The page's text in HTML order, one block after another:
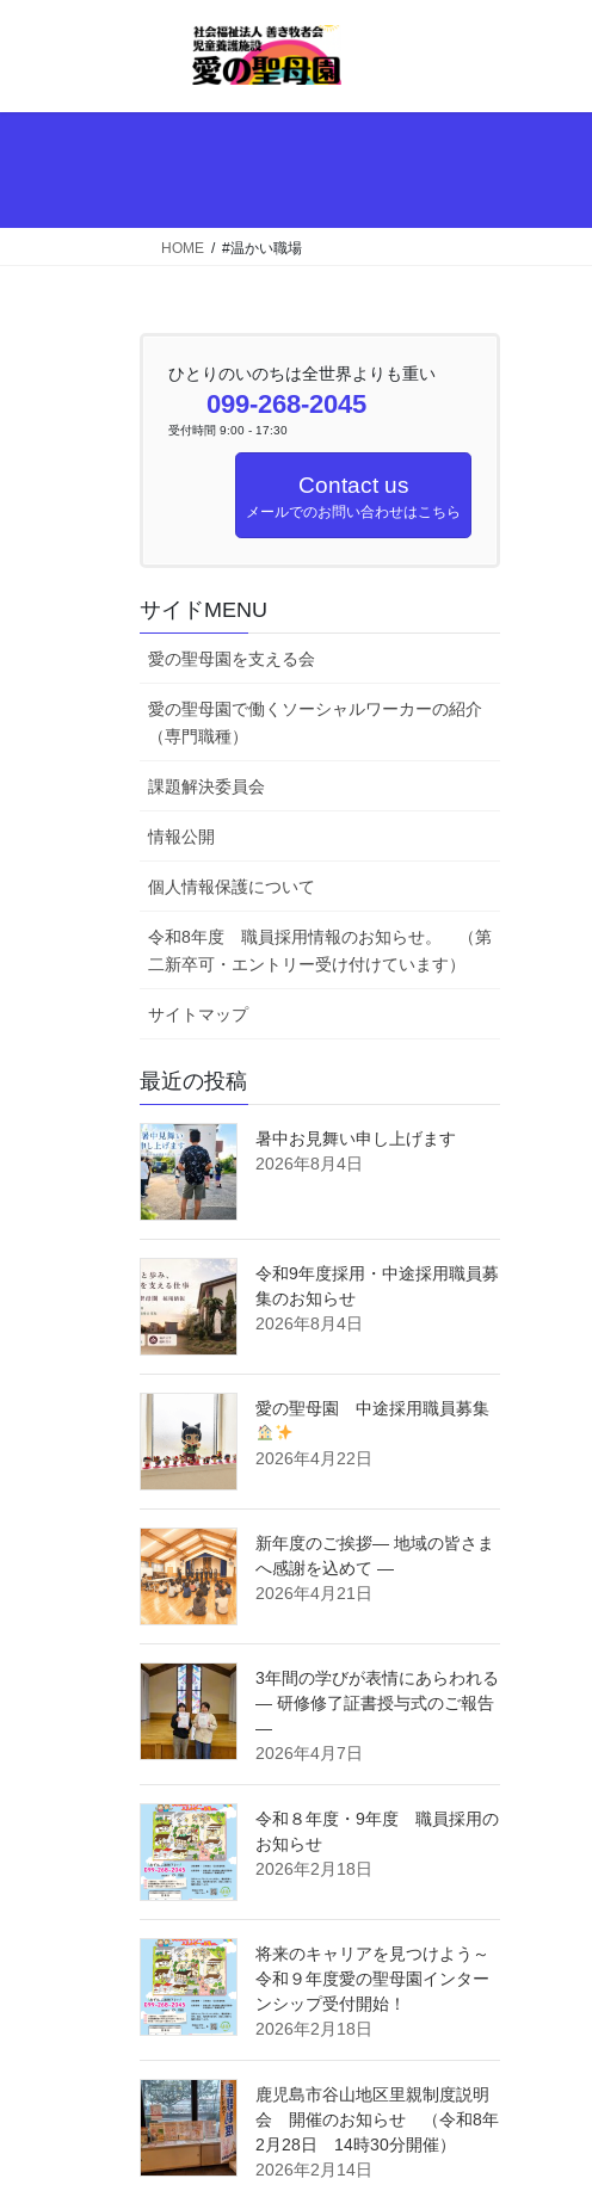
HOME #温かい職場
ひとりのいのちは全世界よりも重い
099-268-2045
受付時間 9:00 - 17:30
Contact us
メールでのお問い合わせはこちら
サイドMENU
愛の聖母園を支える会
愛の聖母園で働くソーシャルワーカーの紹介
（専門職種）
課題解決委員会
情報公開
個人情報保護について
令和8年度 職員採用情報のお知らせ。 （第
二新卒可・エントリー受け付けています）
サイトマップ
最近の投稿
暑中お見舞い申し上げます
2026年8月4日
令和9年度採用・中途採用職員募
集のお知らせ
2026年8月4日
愛の聖母園 中途採用職員募集
2026年4月22日
新年度のご挨拶― 地域の皆さま
へ感謝を込めて ―
2026年4月21日
3年間の学びが表情にあらわれる
― 研修修了証書授与式のご報告
―
2026年4月7日
令和８年度・9年度 職員採用の
お知らせ
2026年2月18日
将来のキャリアを見つけよう～
令和９年度愛の聖母園インター
ンシップ受付開始！
2026年2月18日
鹿児島市谷山地区里親制度説明
会 開催のお知らせ （令和8年
2月28日 14時30分開催）
2026年2月14日